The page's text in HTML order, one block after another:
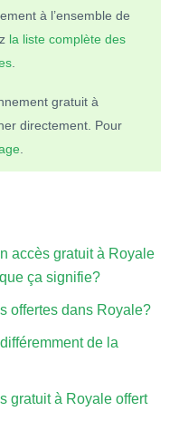
à l’ensemble de
la liste complète des
gratuit à
directement. Pour
accès gratuit à Royale
ça signifie?
offertes dans Royale?
de la
gratuit à Royale offert